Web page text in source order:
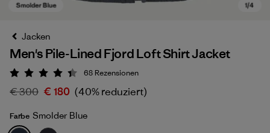
Jacken
Men's Pile-Lined Fjord Loft Shirt Jacket
Bewertung: 4.4 / 5
68 Rezensionen
€ 300 € 180 (40% reduziert)
Farbe Smolder Blue